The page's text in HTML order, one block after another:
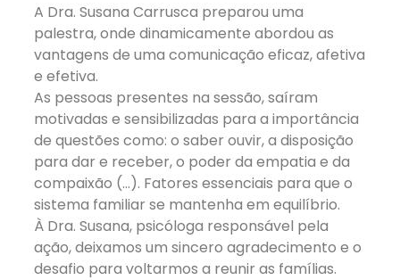
A Dra. Susana Carrusca preparou uma
palestra, onde dinamicamente abordou as
vantagens de uma comunicação eficaz, afetiva
e efetiva.
As pessoas presentes na sessão, saíram
motivadas e sensibilizadas para a importância
de questões como: o saber ouvir, a disposição
para dar e receber, o poder da empatia e da
compaixão (…). Fatores essenciais para que o
sistema familiar se mantenha em equilíbrio.
À Dra. Susana, psicóloga responsável pela
ação, deixamos um sincero agradecimento e o
desafio para voltarmos a reunir as famílias.